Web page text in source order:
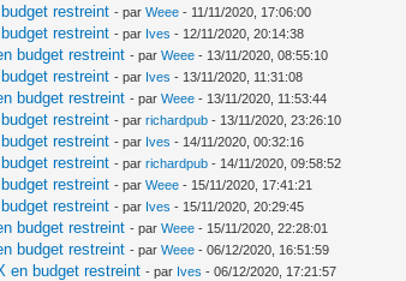
restreint - parWeee - 11/11/2020, 17:06:00
restreint - par Ives - 12/11/2020, 20:14:38
budget restreint - parWeee - 13/11/2020, 08:55:10
restreint - par Ives - 13/11/2020, 11:31:08
budget restreint - parWeee - 13/11/2020, 11:53:44
restreint - parrichardpub - 13/11/2020, 23:26:10
restreint - par Ives - 14/11/2020, 00:32:16
restreint - parrichardpub - 14/11/2020, 09:58:52
restreint - parWeee - 15/11/2020, 17:41:21
restreint - par Ives - 15/11/2020, 20:29:45
budget restreint - parWeee - 15/11/2020, 22:28:01
budget restreint - parWeee - 06/12/2020, 16:51:59
en budget restreint - par Ives - 06/12/2020, 17:21:57